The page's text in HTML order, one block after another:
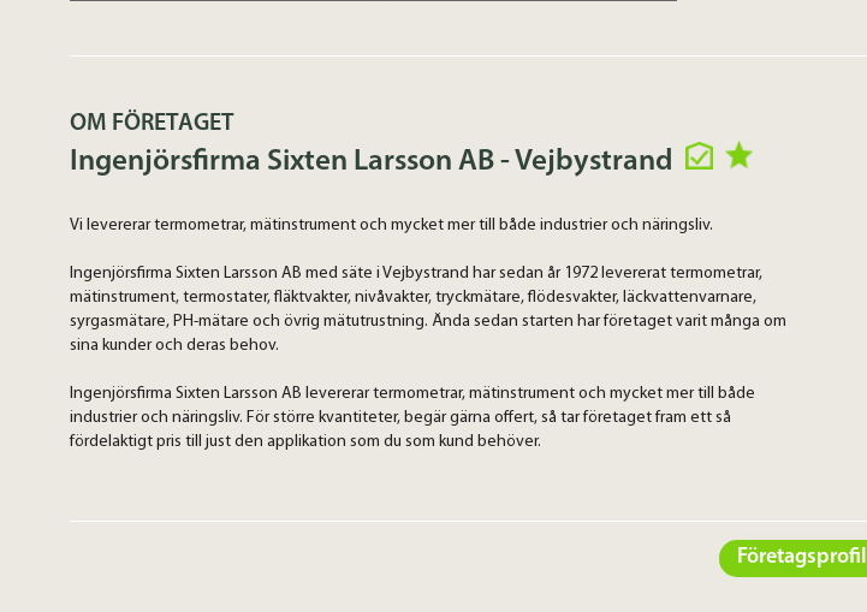
OM FÖRETAGET
Ingenjörsfirma Sixten Larsson AB - Vejbystrand
Vi levererar termometrar, mätinstrument och mycket mer till både industrier och näringsliv.
Ingenjörsfirma Sixten Larsson AB med säte i Vejbystrand har sedan år 1972 levererat termometrar,
mätinstrument, termostater, fläktvakter, nivåvakter, tryckmätare, flödesvakter, läckvattenvarnare,
syrgasmätare, PH-mätare och övrig mätutrustning. Ända sedan starten har företaget varit många om
sina kunder och deras behov.
Ingenjörsfirma Sixten Larsson AB levererar termometrar, mätinstrument och mycket mer till både
industrier och näringsliv. För större kvantiteter, begär gärna offert, så tar företaget fram ett så
fördelaktigt pris till just den applikation som du som kund behöver.
Företagsprofil